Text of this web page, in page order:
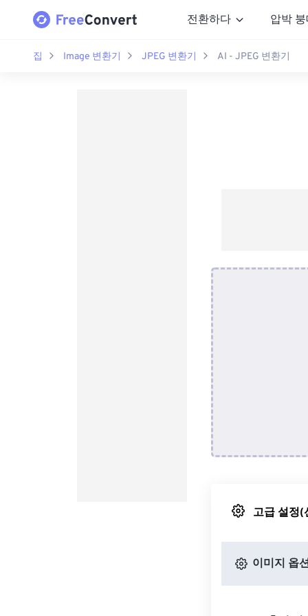
전환하다 압박
집 Image 변환기 JPEG 변환기 AI - JPEG 변환기
고급 설정(
이미지 옵